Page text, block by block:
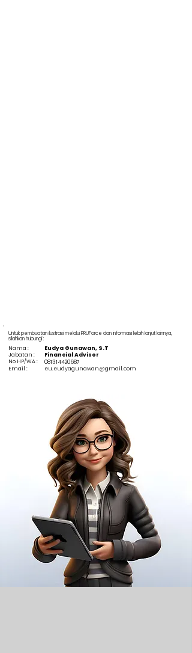
Untuk pembuatan ilustrasi melalui PRUForce dan informasi lebih lanjut lainnya,
silahkan hubungi :
Nama :
Eudya Gunawan, S.T
Jabatan :
Financial Advisor
No HP/WA :
081314420687
Email :
eu.eudyagunawan@gmail.com